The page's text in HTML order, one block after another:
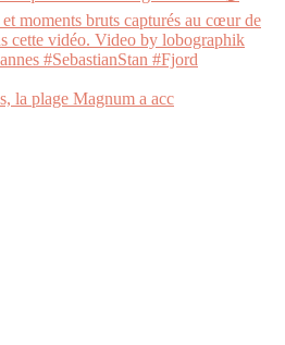
la plage Magnum a acc